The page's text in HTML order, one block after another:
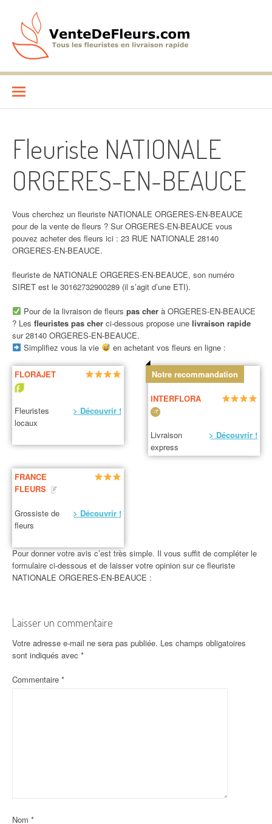
contenu
VenteDeFleurs.com
Fleuriste NATIONALE
ORGERES-EN-BEAUCE
Vous cherchez un fleuriste NATIONALE ORGERES-EN-BEAUCE
pour de la vente de fleurs ? Sur ORGERES-EN-BEAUCE vous
pouvez acheter des fleurs ici : 23 RUE NATIONALE 28140
ORGERES-EN-BEAUCE.
fleuriste de NATIONALE ORGERES-EN-BEAUCE, son numéro
SIRET est le 30162732900289 (il s’agit d’une ETI).
Pour de la livraison de fleurs pas cherà ORGERES-EN-BEAUCE
? Les fleuristes pas cher ci-dessous propose une livraison rapide
sur 28140 ORGERES-EN-BEAUCE.
Simplifiez vous la vie
en achetant vos fleurs en ligne :
FLORAJET
Fleuristes
locaux
> Découvrir !
Notre recommandation
INTERFLORA
Livraison
express
> Découvrir !
FRANCE
FLEURS
Grossiste de
fleurs
> Découvrir !
Pour donner votre avis c’est très simple. Il vous suffit de compléter le
formulaire ci-dessous et de laisser votre opinion sur ce fleuriste
NATIONALE ORGERES-EN-BEAUCE :
Laisser un commentaire
Votre adresse e-mail ne sera pas publiée. Les champs obligatoires
sont indiqués avec *
Commentaire *
Nom *